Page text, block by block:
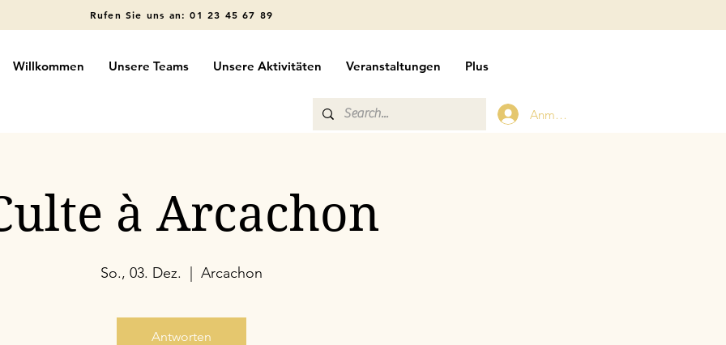
Rufen Sie uns an: 01 23 45 67 89
Willkommen Unsere Teams Unsere Aktivitäten Veranstaltungen Plus
Anmelden
à Arcachon
So., 03. Dez. Arcachon
Antworten